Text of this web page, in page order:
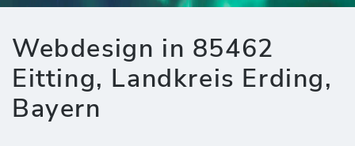
Webdesign in 85462
Eitting, Landkreis Erding,
Bayern